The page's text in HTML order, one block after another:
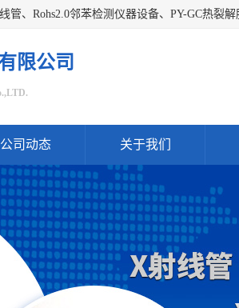
限公司
公司动态 关于我们